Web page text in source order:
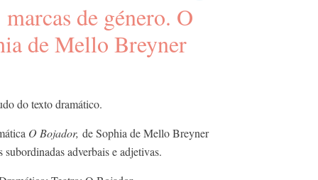
de género. O
de Mello Breyner
do texto dramático.
O Bojador, de Sophia de Mello Breyner
adverbais e adjetivas.